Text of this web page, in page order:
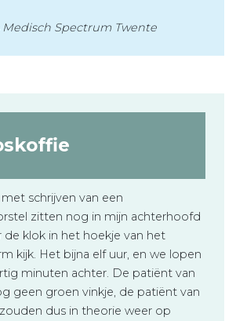
Medisch Spectrum Twente
schrijven van een
zitten nog in mijn achterhoofd
de klok in het hoekje van het
kijk. Het bijna elf uur, en we lopen
minuten achter. De patiënt van
geen groen vinkje, de patiënt van
dus in theorie weer op